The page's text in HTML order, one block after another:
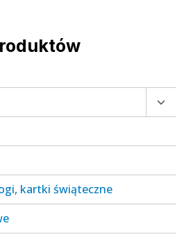
menu
kartki świąteczne